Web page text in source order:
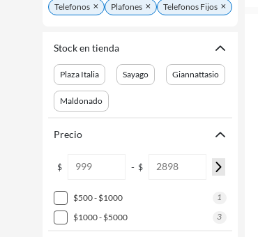
Telefonos Plafones Telefonos Fijos
Stock en tienda
Plaza Italia Sayago Giannattasio
Maldonado
Precio
$ - $
$500 - $1000
1
$1000 - $5000
3